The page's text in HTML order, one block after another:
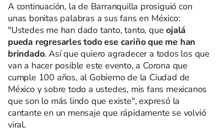
A continuación, la de Barranquilla prosiguió con
unas bonitas palabras a sus fans en México:
"Ustedes me han dado tanto, tanto, queojalá
pueda regresarles todo ese cariño que me han
brindado. Así que quiero agradecer a todos los que
van a hacer posible este evento, a Corona que
cumple 100 años, al Gobierno de la Ciudad de
México y sobre todo a ustedes, mis fans mexicanos
que son lo más lindo que existe", expresó la
cantante en un mensaje que rápidamente se volvió
viral.